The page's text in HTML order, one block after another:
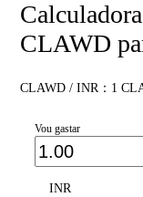
CLAWD
CLAWD / INR：1
Vou gastar
INR